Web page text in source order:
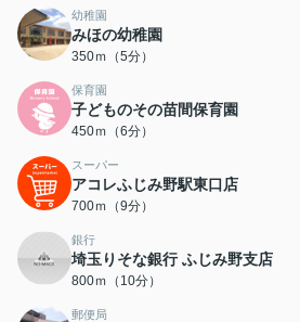
幼稚園
みほの幼稚園
350ｍ（5分）
保育園
子どものその苗間保育園
450ｍ（6分）
スーパー
アコレふじみ野駅東口店
700ｍ（9分）
銀行
埼玉りそな銀行 ふじみ野支店
800ｍ（10分）
郵便局